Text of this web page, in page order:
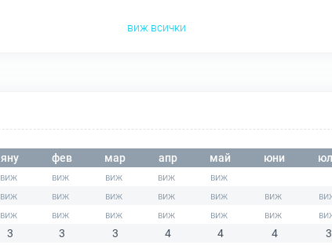
виж всички
яну фев мар апр май юни
3 3 3 4 4 4
3